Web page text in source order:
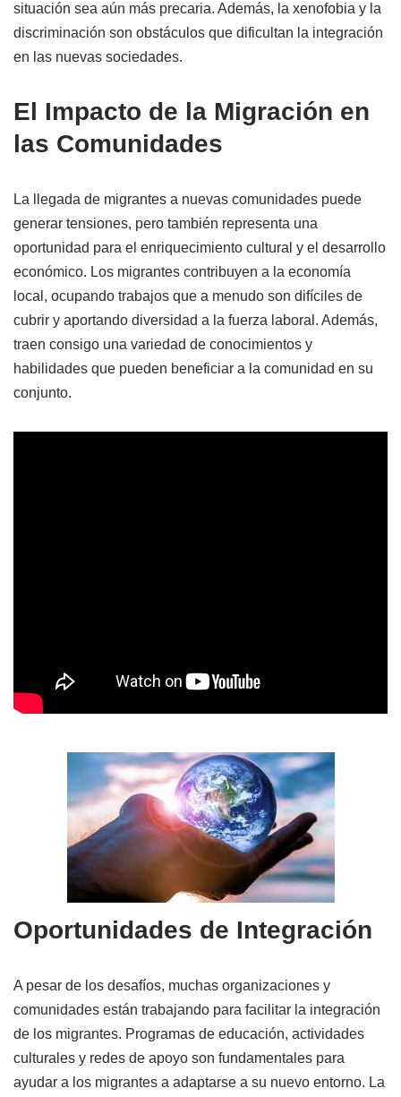
situación sea aún más precaria. Además, la xenofobia y la
discriminación son obstáculos que dificultan la integración
en las nuevas sociedades.
El Impacto de la Migración en
las Comunidades
La llegada de migrantes a nuevas comunidades puede
generar tensiones, pero también representa una
oportunidad para el enriquecimiento cultural y el desarrollo
económico. Los migrantes contribuyen a la economía
local, ocupando trabajos que a menudo son difíciles de
cubrir y aportando diversidad a la fuerza laboral. Además,
traen consigo una variedad de conocimientos y
habilidades que pueden beneficiar a la comunidad en su
conjunto.
Oportunidades de Integración
A pesar de los desafíos, muchas organizaciones y
comunidades están trabajando para facilitar la integración
de los migrantes. Programas de educación, actividades
culturales y redes de apoyo son fundamentales para
ayudar a los migrantes a adaptarse a su nuevo entorno. La